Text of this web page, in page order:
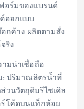
อร์มของแบรนด์
ออกแบบ
อกค้าง ผลิตตามสั่ง
ริง
มน่าเชื่อถือ
: ปริมาณลิตรน้ำที่
วนวัตถุดิบรีไซเคิล
โค้ดบนแท็กห้อย